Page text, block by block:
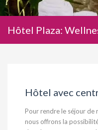
Hôtel Plaza:
Hôtel avec
Pour rendre le séjour de
nous offrons la